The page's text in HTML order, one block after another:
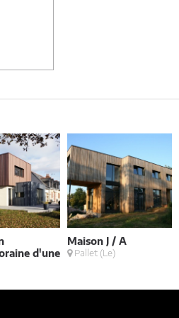
d'une
Maison J / A
Pallet (Le)